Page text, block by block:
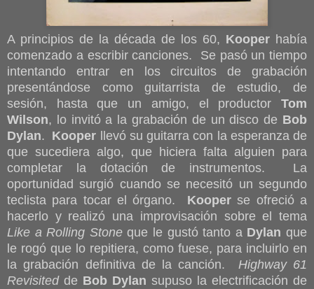
A principios de la década de los 60, Kooper había
comenzado a escribir canciones. Se pasó un tiempo
intentando entrar en los circuitos de grabación
presentándose como guitarrista de estudio, de
sesión, hasta que un amigo, el productor Tom
Wilson, lo invitó a la grabación de un disco de Bob
Dylan. Kooper llevó su guitarra con la esperanza de
que sucediera algo, que hiciera falta alguien para
completar la dotación de instrumentos. La
oportunidad surgió cuando se necesitó un segundo
teclista para tocar el órgano. Kooper se ofreció a
hacerlo y realizó una improvisación sobre el tema
Like a Rolling Stoneque le gustó tanto a Dylan que
le rogó que lo repitiera, como fuese, para incluirlo en
la grabación definitiva de la canción. Highway 61
Revisitedde Bob Dylan supuso la electrificación de